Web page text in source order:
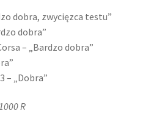
dobra, zwycięzca testu”
dobra”
– „Bardzo dobra”
– „Dobra”
R